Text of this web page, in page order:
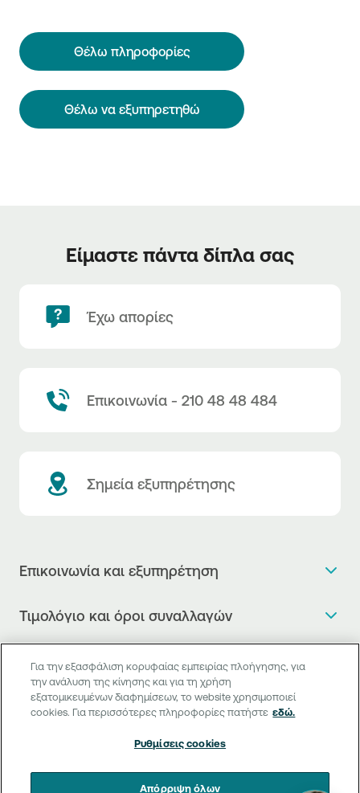
Θέλω πληροφορίες
Θέλω να εξυπηρετηθώ
Είμαστε πάντα δίπλα σας
Έχω απορίες
Επικοινωνία - 210 48 48 484
Σημεία εξυπηρέτησης
Επικοινωνία και εξυπηρέτηση
Η νέα Ψηφιακή Εποχή στις συναλλαγές, έφτασε!
Θέλω να μιλήσω με Corporate Transaction Banking
Officer
Θέλω να μιλήσω με επιχειρηματικό σύνδεσμο
Θέλω να κάνω ένα παράπονο
Τιμολόγιο και όροι συναλλαγών
Τιμολόγιο της Τράπεζας
Δελτίο τιμών συναλλάγματος
Δελτίο πληροφόρησης περί τελών
Μεταφορά λογαριασμού πληρωμών
Structured products
Χρήσιμοι σύνδεσμοι
Συχνές ερωτήσεις
Κανονιστική Συμμόρφωση
Γενικοί όροι προϋποθέσεων παροχής υπηρεσιών
έμμεσης εκκαθάρισης
Digital Banking
Για την εξασφάλιση κορυφαίας εμπειρίας πλοήγησης, για
την ανάλυση της κίνησης και για τη χρήση
εξατομικευμένων διαφημίσεων, το website χρησιμοποιεί
cookies. Για περισσότερες πληροφορίες πατήστε εδώ.
Ρυθμίσεις cookies
Απόρριψη όλων